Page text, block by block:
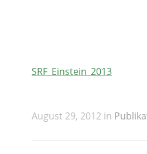
SRF_Einstein_2013
August 29, 2012 in